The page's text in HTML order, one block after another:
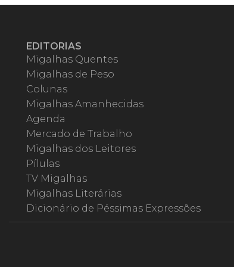
EDITORIAS
Migalhas Quentes
Migalhas de Peso
Colunas
Migalhas Amanhecidas
Agenda
Mercado de Trabalho
Migalhas dos Leitores
Pílulas
TV Migalhas
Migalhas Literárias
Dicionário de Péssimas Expressões